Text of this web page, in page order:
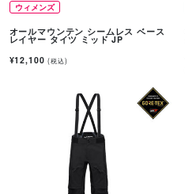
ウィメンズ
オールマウンテン シームレス ベース
レイヤー タイツ ミッド JP
¥12,100(税込)